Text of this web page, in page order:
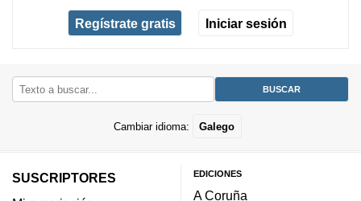
Regístrate gratis Iniciar sesión
Cambiar idioma: Galego
SUSCRIPTORES
EDICIONES
A Coruña